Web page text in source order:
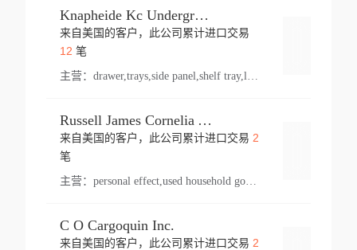
Knapheide Kc Underground
来自美国的客户，此公司累计进口交易
12 笔
主营：
Russell James Cornelia Arlington Va
来自美国的客户，此公司累计进口交易 2
笔
主营： personal effect,used household goods
C O Cargoquin Inc.
来自美国的客户，此公司累计进口交易 2